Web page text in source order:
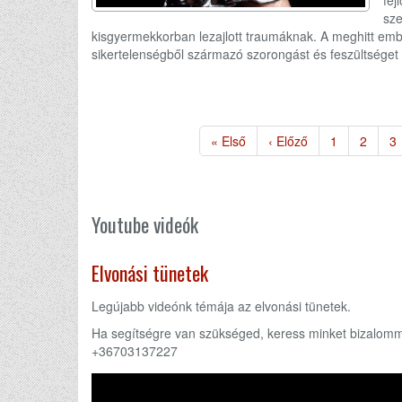
kisgyermekkorban lezajlott traumáknak. A meghitt
sikertelenségből származó szorongást és
Első
oldal
« Első
Előző
oldal
‹ Előző Page
1 Page
2 3
Youtube videók
Elvonási tünetek
Legújabb videónk témája az elvonási tünetek.
Ha segítségre van szükséged, keress minket
+36703137227